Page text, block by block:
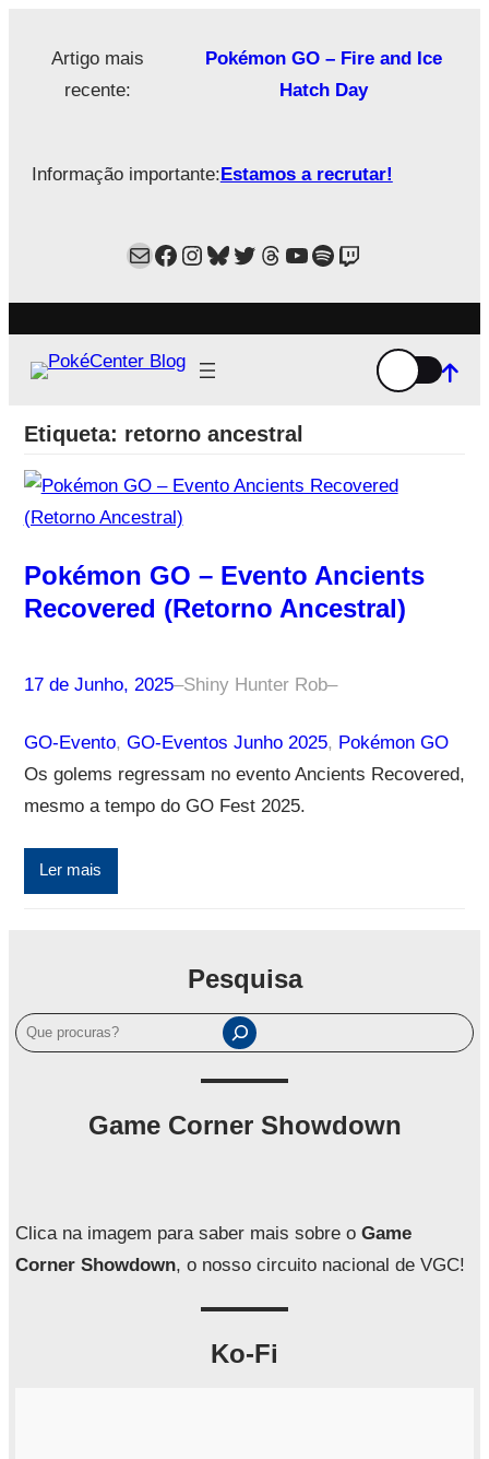
Artigo mais
recente:
Pokémon GO – Fire and Ice
Hatch Day
Informação importante:Estamos a recrutar!
MailFacebook
Instagram
Bluesky
Twitter
Estamos no Threads!
YouTube
Spotify
Twitch
Etiqueta: retorno ancestral
Pokémon GO – Evento Ancients
Recovered (Retorno Ancestral)
17 de Junho, 2025–Shiny Hunter Rob–
GO-Evento, GO-Eventos Junho 2025, Pokémon GO
Os golems regressam no evento Ancients Recovered,
mesmo a tempo do GO Fest 2025.
Ler mais
Pesquisa
P
e
a
Game Corner Showdown
Clica na imagem para saber mais sobre o Game
Corner Showdown, o nosso circuito nacional de VGC!
Ko-Fi